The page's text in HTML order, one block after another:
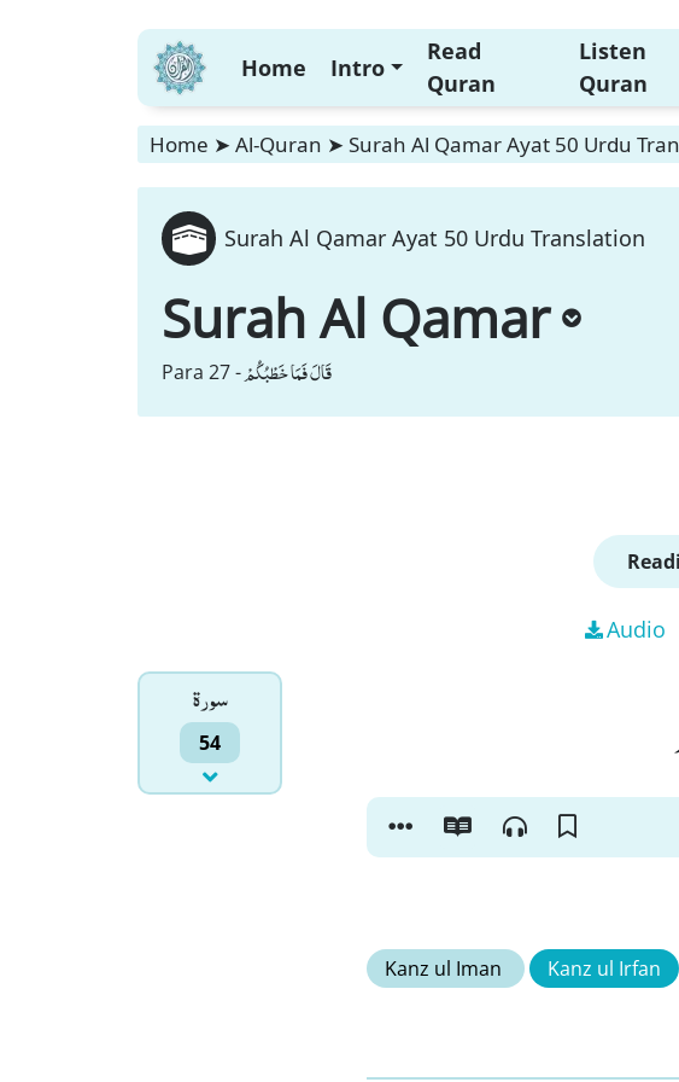
Home Intro
Read
Quran
Listen
Quran
Home ➤ Al-Quran ➤ Surah Al Qamar Ayat 50 Urdu
Surah Al Qamar Ayat 50 Urdu Translation
Surah Al Qamar
Para 27 -قَالَ فَمَا خَطْبُكُمْ
Audio
سورۃ
54
Kanz ul Iman Kanz ul Irfan